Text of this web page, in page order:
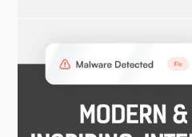
WooCommerce